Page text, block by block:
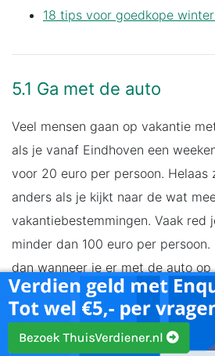
18 tips voor goedkope
5.1 Ga met de auto
Veel mensen gaan op vakantie
als je vanaf Eindhoven een
voor 20 euro per persoon. Helaas
anders als je kijkt naar de wat
vakantiebestemmingen. Vaak red
minder dan 100 euro per
dan wanneer je er met de auto
hoe meer mensen je gaat, hoe
verhouding wordt. Ook ben je op
veel flexibeler wanneer je met de